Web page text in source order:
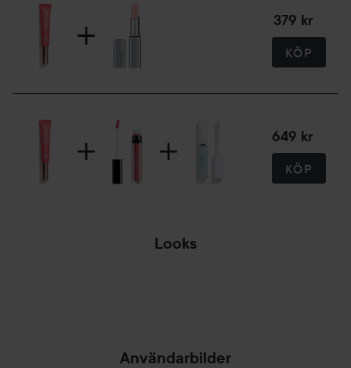
379 kr
KÖP
649 kr
KÖP
Looks
Användarbilder